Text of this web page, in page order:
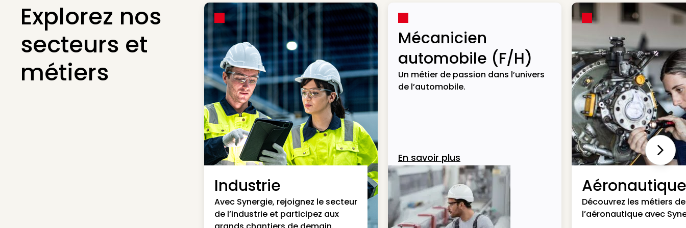
Explorez nos
secteurs et
métiers
Industrie
Avec Synergie, rejoignez le secteur
de l’industrie et participez aux
Mécanicien
automobile (F/H)
Un métier de passion dans l’univers
de l’automobile.
En savoir plus
Aéronautique
Découvrez les métiers de
l’aéronautique avec
Next